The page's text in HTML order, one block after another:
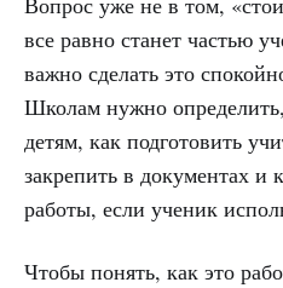
все равно станет частью
важно сделать это
Школам нужно
детям, как подготовить
закрепить в документах и
работы, если ученик
Чтобы понять, как это